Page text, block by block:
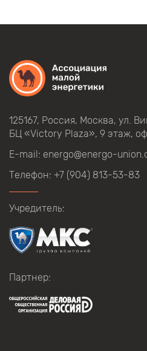
125167, Россия, Москва, ул.
БЦ «Victory Plaza», 9 этаж,
E-mail: energo@energo-
Телефон: +7 (904) 813-53-83
Учредитель:
Партнер: